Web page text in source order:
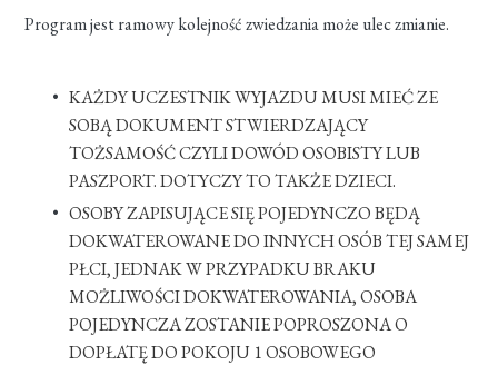
Program jest ramowy kolejność zwiedzania może ulec zmianie.
KAŻDY UCZESTNIK WYJAZDU MUSI MIEĆ ZE
SOBĄ DOKUMENT STWIERDZAJĄCY
TOŻSAMOŚĆ CZYLI DOWÓD OSOBISTY LUB
PASZPORT. DOTYCZY TO TAKŻE DZIECI.
OSOBY ZAPISUJĄCE SIĘ POJEDYNCZO BĘDĄ
DOKWATEROWANE DO INNYCH OSÓB TEJ SAMEJ
PŁCI, JEDNAK W PRZYPADKU BRAKU
MOŻLIWOŚCI DOKWATEROWANIA, OSOBA
POJEDYNCZA ZOSTANIE POPROSZONA O
DOPŁATĘ DO POKOJU 1 OSOBOWEGO